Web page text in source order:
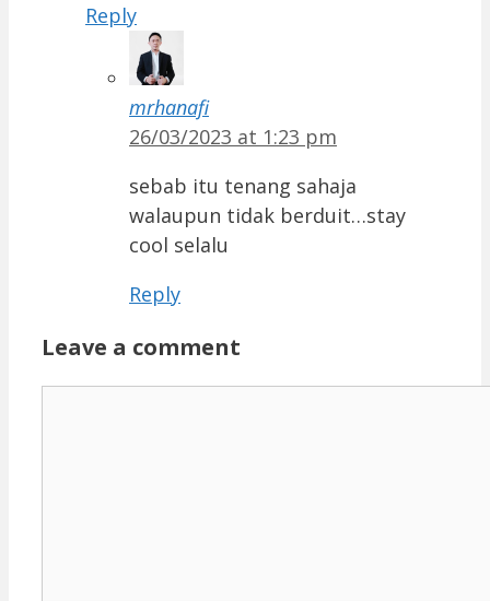
Reply
mrhanafi
26/03/2023 at 1:23 pm
sebab itu tenang sahaja
walaupun tidak berduit…stay
cool selalu
Reply
Leave a comment